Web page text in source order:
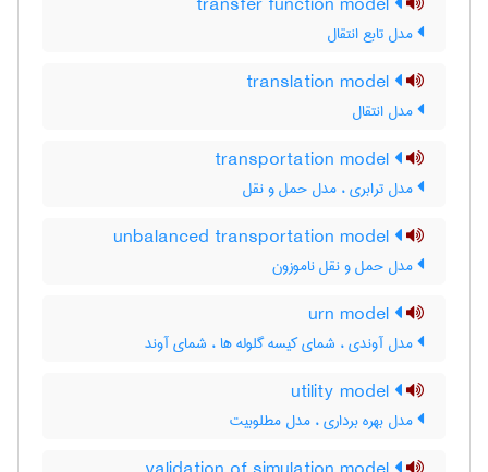
مدل تابع انتقال
مدل انتقال
مدل ترابری ، مدل حمل و نقل
مدل حمل و نقل ناموزون
مدل آوندی ، شمای کیسه گلوله ها ، شمای آوند
مدل بهره برداری ، مدل مطلوبیت